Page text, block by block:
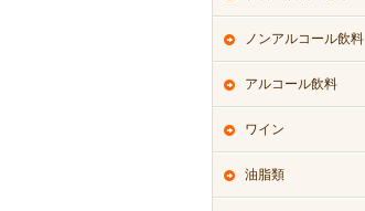
ノンアルコール飲料
アルコール飲料
ワイン
油脂類